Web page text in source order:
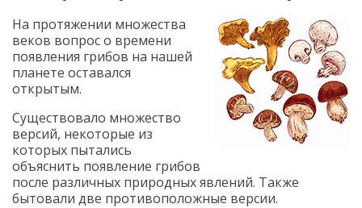
На протяжении множества
веков вопрос о времени
появления грибов на нашей
планете оставался
открытым.
Существовало множество
версий, некоторые из
которых пытались
объяснить появление грибов
после различных природных явлений. Также
бытовали две противоположные версии.